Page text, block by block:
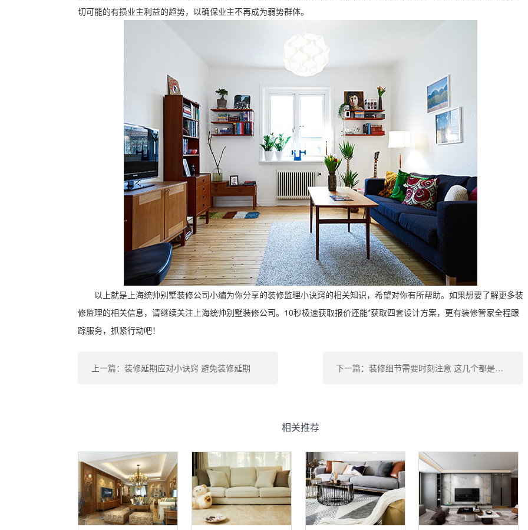
切可能的有损业主利益的趋势，以确保业主不再成为弱势群体。
以上就是上海统帅别墅装修公司小编为你分享的装修监理小诀窍的相关知识，希望对你有所帮助。如果想要了解更多装
修监理的相关信息，请继续关注上海统帅别墅装修公司。10秒极速获取报价还能*获取四套设计方案，更有装修管家全程跟
踪服务，抓紧行动吧！
上一篇：装修延期应对小诀窍 避免装修延期 下一篇：装修细节需要时刻注意 这几个都是重点观察区域
相关推荐